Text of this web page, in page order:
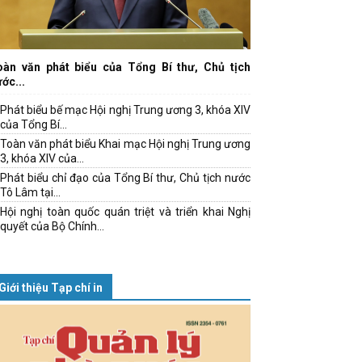
văn phát biểu của Tổng Bí thư, Chủ tịch
Phát biểu bế mạc Hội nghị Trung ương 3, khóa XIV
của Tổng Bí...
Toàn văn phát biểu Khai mạc Hội nghị Trung ương
3, khóa XIV của...
Phát biểu chỉ đạo của Tổng Bí thư, Chủ tịch nước
Tô Lâm tại...
Hội nghị toàn quốc quán triệt và triển khai Nghị
quyết của Bộ Chính...
thiệu Tạp chí in